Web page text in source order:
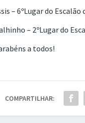
– 6ºLugar do Escalão
– 2ºLugar do
a todos!
COMPARTILHAR: